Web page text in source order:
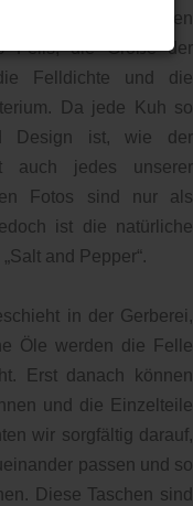
Die maßgeblichen
Fells, die Größe der
Felldichte und die
Da jede Kuh so
Design ist, wie der
auch jedes unserer
Fotos sind nur als
ist die natürliche
and Pepper“.
in der Gerberei,
Öle werden die Felle
Erst danach können
und die Einzelteile
wir sorgfältig darauf,
passen und so
Diese Taschen sind